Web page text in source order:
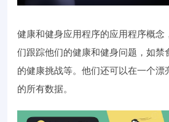
健康和健身应用程序的应用程序概念
们跟踪他们的健康和健身问题，如禁
的健康挑战等。他们还可以在一个漂
的所有数据。